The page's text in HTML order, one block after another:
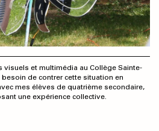
visuels et multimédia au Collège Sainte-
besoin de contrer cette situation en
mes élèves de quatrième secondaire,
une expérience collective.